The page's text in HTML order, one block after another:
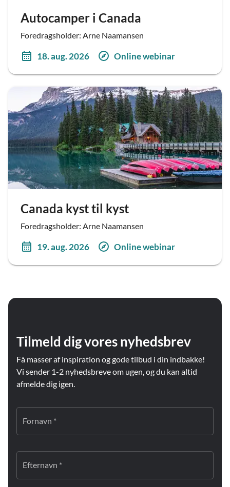
Autocamper i Canada
Foredragsholder: Arne Naamansen
18. aug. 2026 Online webinar
Canada kyst til kyst
Foredragsholder: Arne Naamansen
19. aug. 2026 Online webinar
Tilmeld dig vores nyhedsbrev
Få masser af inspiration og gode tilbud i din indbakke!
Vi sender 1-2 nyhedsbreve om ugen, og du kan altid
afmelde dig igen.
Fornavn *
Efternavn *